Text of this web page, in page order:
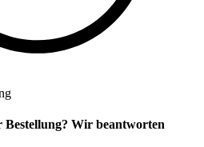
Bestellung? Wir beantworten